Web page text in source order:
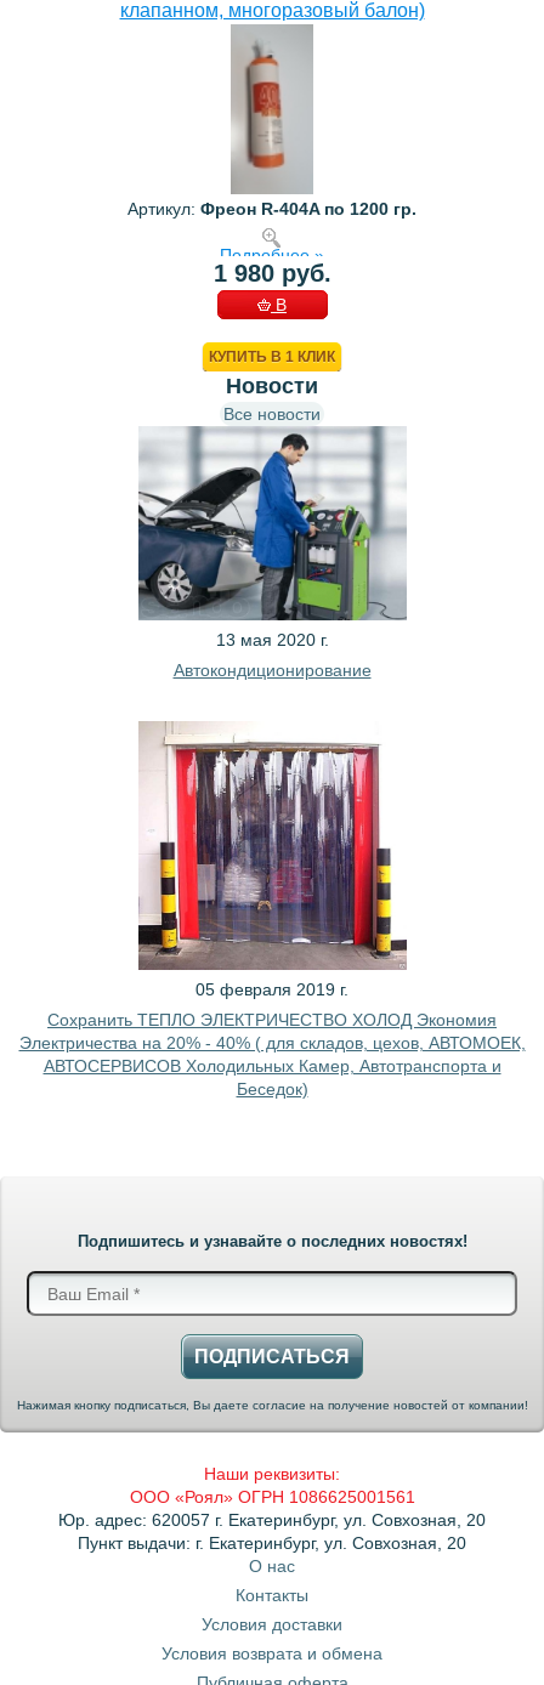
клапанном, многоразовый балон)
Артикул: Фреон R-404A по 1200 гр.
Подробнее »
1 980 руб.
В
КУПИТЬ В 1 КЛИК
Новости
Все новости
13 мая 2020 г.
Автокондиционирование
05 февраля 2019 г.
Сохранить ТЕПЛО ЭЛЕКТРИЧЕСТВО ХОЛОД Экономия
Электричества на 20% - 40% ( для складов, цехов, АВТОМОЕК,
АВТОСЕРВИСОВ Холодильных Камер, Автотранспорта и
Беседок)
Подпишитесь и узнавайте о последних новостях!
ПОДПИСАТЬСЯ
Нажимая кнопку подписаться, Вы даете согласие на получение новостей от компании!
Наши реквизиты:
ООО «Роял» ОГРН 1086625001561
Юр. адрес: 620057 г. Екатеринбург, ул. Совхозная, 20
Пункт выдачи: г. Екатеринбург, ул. Совхозная, 20
О нас
Контакты
Условия доставки
Условия возврата и обмена